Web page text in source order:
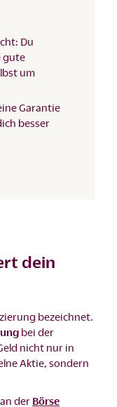
Du
gute
um
Garantie
besser
dein
bezeichnet.
bei der
nicht nur in
Aktie, sondern
der Börse